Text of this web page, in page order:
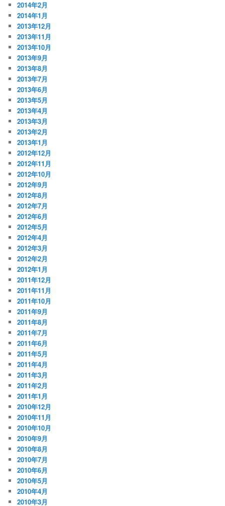
2014年2月
2014年1月
2013年12月
2013年11月
2013年10月
2013年9月
2013年8月
2013年7月
2013年6月
2013年5月
2013年4月
2013年3月
2013年2月
2013年1月
2012年12月
2012年11月
2012年10月
2012年9月
2012年8月
2012年7月
2012年6月
2012年5月
2012年4月
2012年3月
2012年2月
2012年1月
2011年12月
2011年11月
2011年10月
2011年9月
2011年8月
2011年7月
2011年6月
2011年5月
2011年4月
2011年3月
2011年2月
2011年1月
2010年12月
2010年11月
2010年10月
2010年9月
2010年8月
2010年7月
2010年6月
2010年5月
2010年4月
2010年3月